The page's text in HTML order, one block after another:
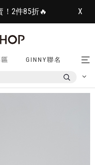
！2件85折🔥 X
GINNY聯名